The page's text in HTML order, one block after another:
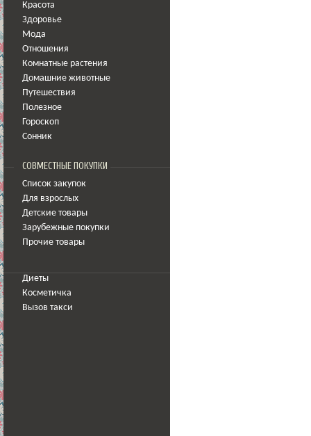
Красота
Здоровье
Мода
Отношения
Комнатные растения
Домашние животные
Путешествия
Полезное
Гороскоп
Сонник
СОВМЕСТНЫЕ ПОКУПКИ
Список закупок
Для взрослых
Детские товары
Зарубежные покупки
Прочие товары
Диеты
Косметичка
Вызов такси